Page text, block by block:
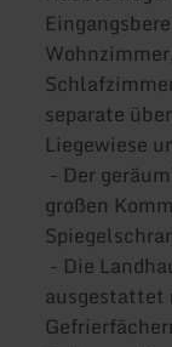
separate
Liegewiese
- Der
großen
- Die
ausgestattet